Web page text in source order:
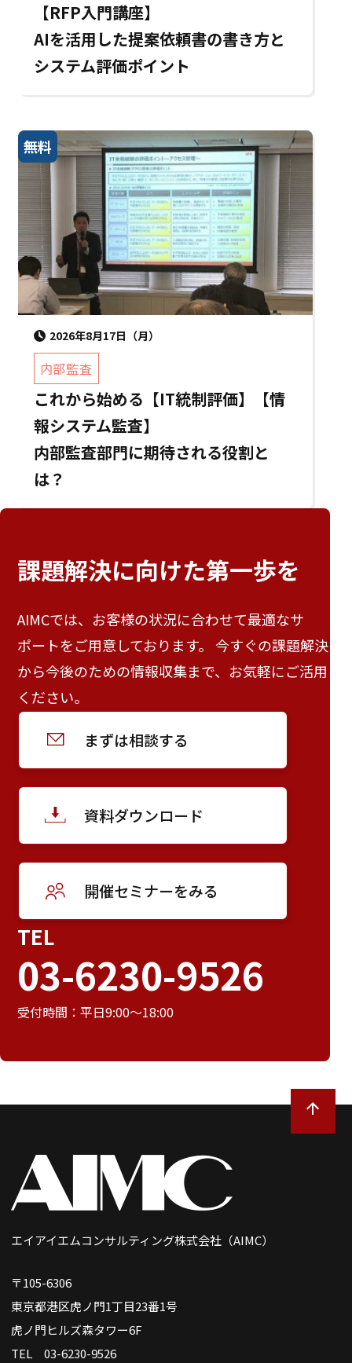
【RFP入門講座】
AIを活用した提案依頼書の書き方と
システム評価ポイント
無料
2026年8月17日（月）
内部監査
これから始める【IT統制評価】【情
報システム監査】
内部監査部門に期待される役割と
は？
課題解決に向けた第一歩を
AIMCでは、お客様の状況に合わせて最適なサ
ポートをご用意しております。 今すぐの課題解決
から今後のための情報収集まで、お気軽にご活用
ください。
まずは相談する
資料ダウンロード
開催セミナーをみる
TEL
03-6230-9526
受付時間：平日9:00～18:00
エイアイエムコンサルティング株式会社（AIMC）
〒105-6306
東京都港区虎ノ門1丁目23番1号
虎ノ門ヒルズ森タワー6F
TEL 03-6230-9526